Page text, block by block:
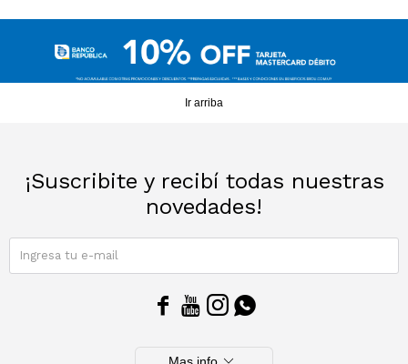
Ir arriba
¡Suscribite y recibí todas nuestras
novedades!
   
Mas info